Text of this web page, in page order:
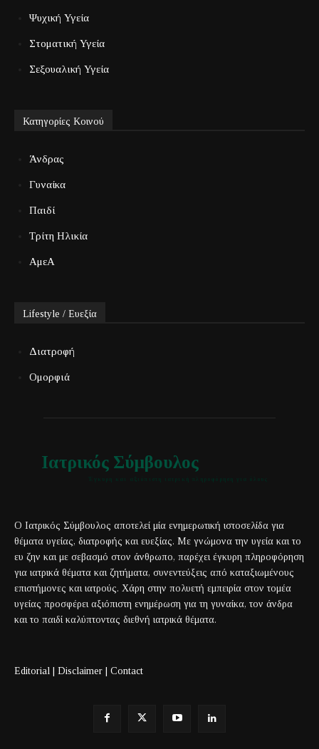
Ψυχική Υγεία
Στοματική Υγεία
Σεξουαλική Υγεία
Κατηγορίες Κοινού
Άνδρας
Γυναίκα
Παιδί
Τρίτη Ηλικία
ΑμεΑ
Lifestyle / Ευεξία
Διατροφή
Ομορφιά
Ιατρικός Σύμβουλος
Ο Ιατρικός Σύμβουλος αποτελεί μία ενημερωτική ιστοσελίδα για
θέματα υγείας, διατροφής και ευεξίας. Με γνώμονα την υγεία και το
ευ ζην και με σεβασμό στον άνθρωπο, παρέχει έγκυρη πληροφόρηση
για ιατρικά θέματα και ζητήματα, συνεντεύξεις από καταξιωμένους
επιστήμονες και ιατρούς. Χάρη στην πολυετή εμπειρία στον τομέα
υγείας προσφέρει αξιόπιστη ενημέρωση για τη γυναίκα, τον άνδρα
και το παιδί καλύπτοντας διεθνή ιατρικά θέματα.
Editorial | Disclaimer | Contact